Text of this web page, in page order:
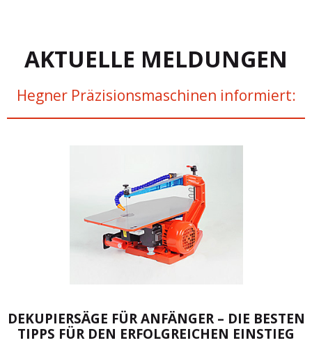
AKTUELLE MELDUNGEN
Hegner Präzisionsmaschinen informiert:
DEKUPIERSÄGE FÜR ANFÄNGER – DIE BESTEN
TIPPS FÜR DEN ERFOLGREICHEN EINSTIEG